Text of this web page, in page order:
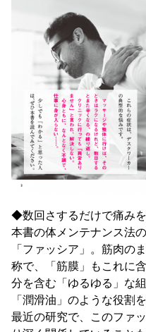
◆数回さするだけで痛み
本書の体メンテナンス法
「ファッシア」。筋肉の
称で、「筋膜」もこれに
分を含む「ゆるゆる」な
「潤滑油」のような役割
最近の研究で、このファ